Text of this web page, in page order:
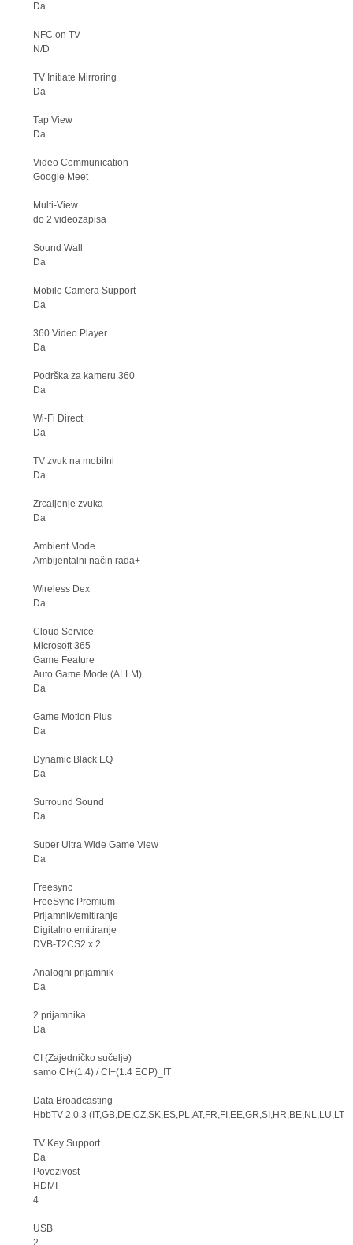
Da
NFC on TV
N/D
TV Initiate Mirroring
Da
Tap View
Da
Video Communication
Google Meet
Multi-View
do 2 videozapisa
Sound Wall
Da
Mobile Camera Support
Da
360 Video Player
Da
Podrška za kameru 360
Da
Wi-Fi Direct
Da
TV zvuk na mobilni
Da
Zrcaljenje zvuka
Da
Ambient Mode
Ambijentalni način rada+
Wireless Dex
Da
Cloud Service
Microsoft 365
Game Feature
Auto Game Mode (ALLM)
Da
Game Motion Plus
Da
Dynamic Black EQ
Da
Surround Sound
Da
Super Ultra Wide Game View
Da
Freesync
FreeSync Premium
Prijamnik/emitiranje
Digitalno emitiranje
DVB-T2CS2 x 2
Analogni prijamnik
Da
2 prijamnika
Da
CI (Zajedničko sučelje)
samo CI+(1.4) / CI+(1.4 ECP)_IT
Data Broadcasting
HbbTV 2.0.3
TV Key Support
Da
Povezivost
HDMI
4
USB